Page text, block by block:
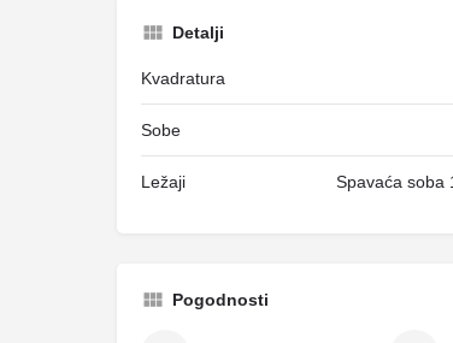
Detalji
Kvadratura
Sobe
Ležaji Spavaća soba
Pogodnosti